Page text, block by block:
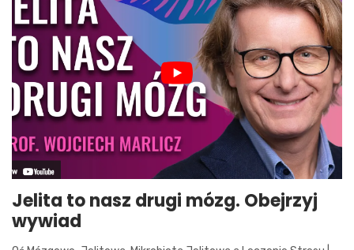
Jelita to nasz drugi mózg. Obejrzyj
wywiad